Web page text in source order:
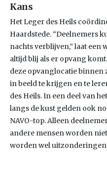
Kans
Het Leger des Heils
Haardstede. “Deelnemers
nachts verblijven,” laat een
altijd blij als er opvang
deze opvanglocatie binnen
in beeld te krijgen en te
des Heils. In een deel van
langs de kust gelden ook
NAVO-top. Alleen
andere mensen worden
worden wel